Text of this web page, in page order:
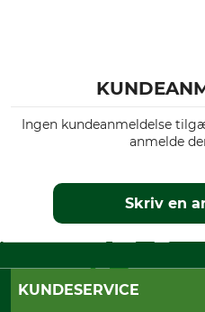
Ingen kundeanmeldelse
anmelde
Skriv en
KUNDESERVICE